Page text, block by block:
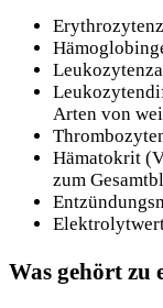
Arten von
Hämatokrit
zum
Was gehört zu